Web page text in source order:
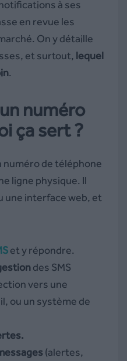
à ses
en revue les
On y détaille
et surtout, lequel
.
numéro
ça sert ?
numéro de téléphone
ligne physique. Il
une interface web, et
et y répondre.
des SMS
vers une
ou un système de
(alertes,